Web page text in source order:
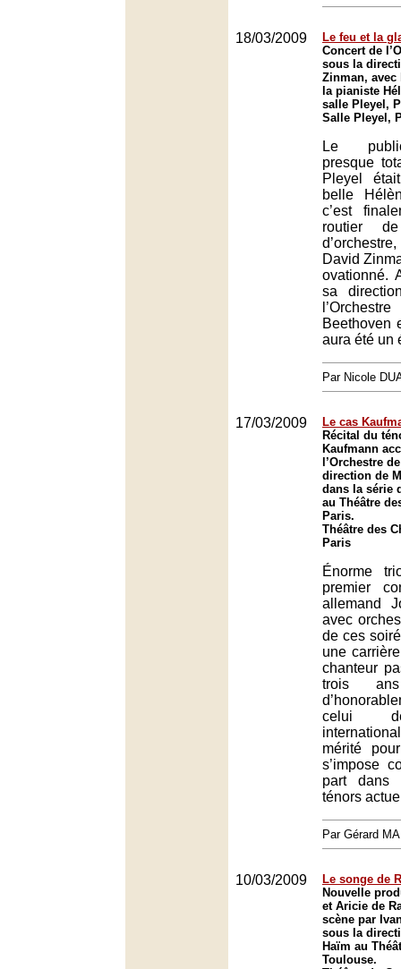
18/03/2009
Le feu et la
Concert de
sous la
Zinman,
la pianiste
salle Pleyel,
Salle Pleyel,
Le
presque
Pleyel
belle
c’est
routier
David
ovationné.
sa
Beethoven
aura été un
Par Nicole
17/03/2009
Le cas
Récital du
Kaufmann
l’Orchestre
direction de
dans la série
au Théâtre
Paris.
Théâtre des
Paris
Énorme
premier
allemand
avec
de ces
une
chanteur
trois
celui
mérité
s’impose
part dans
ténors
Par Gérard
10/03/2009
Le songe de
Nouvelle
et Aricie de
scène par
sous la
Haïm au
Toulouse.